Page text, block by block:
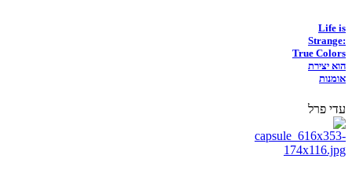
Life is
Strange:
True Colors
הוא יצירת
אומנות
עדי פרל